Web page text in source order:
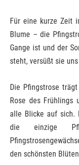
Für eine kurze Zeit
Blume – die
Gange ist und der
steht, versüßt sie
Die Pfingstrose
Rose des Frühlings
alle Blicke auf sich.
die einzige
den schönsten